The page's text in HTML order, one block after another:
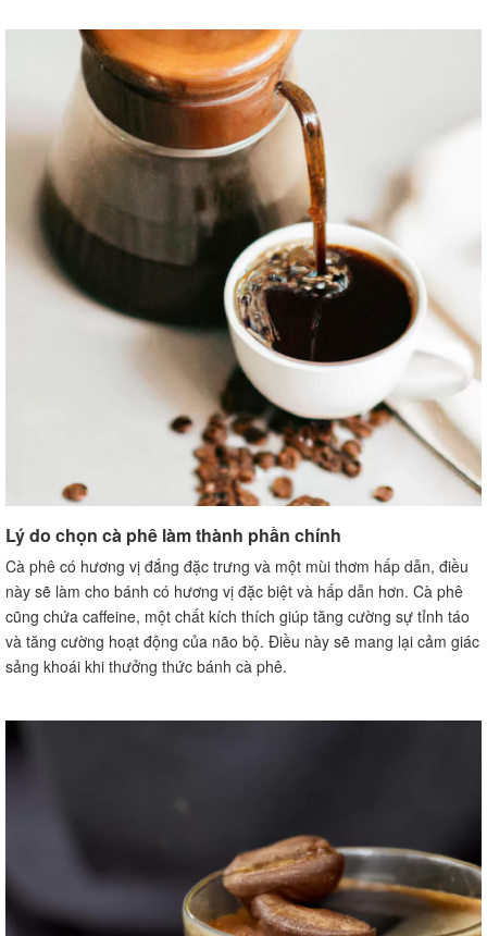
Cách làm bánh cà phê kem
Cách làm bánh cà phê kem cơ bản
Cách làm bánh cà phê kem thêm hương vị
Cách làm bánh cà phê cappuccino
Cách làm bánh cà phê cappuccino cơ bản
Cách làm bánh cà phê cappuccino thêm hương vị
Cách làm bánh cà phê mocha
Cách làm bánh cà phê mocha cơ bản
Cách làm bánh cà phê mocha thêm hương vị
Câu hỏi thường gặp về công thức làm bánh ngon từ cà
phê
Làm sao để bánh có hương vị cà phê đậm đà?
Có thể thay thế cà phê bằng loại nước uống khác
Cách lưu giữ bánh cà phê để bảo quản lâu dài là gì?
Lưu ý khi làm bánh ngon từ cà phê
Chọn nguyên liệu chất lượng
Tuân thủ các tỉ lệ trong công thức
Sử dụng công nghệ nướng phù hợp
Kết luận
Lời khuyên và chia sẻ kinh nghiệm khi làm bánh cà phê
Lý do chọn cà phê làm thành phần chính
Cà phê có hương vị đắng đặc trưng và một mùi thơm hấp dẫn, điều
này sẽ làm cho bánh có hương vị đặc biệt và hấp dẫn hơn. Cà phê
cũng chứa caffeine, một chất kích thích giúp tăng cường sự tỉnh táo
và tăng cường hoạt động của não bộ. Điều này sẽ mang lại cảm giác
sảng khoái khi thưởng thức bánh cà phê.